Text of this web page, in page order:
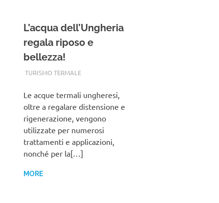
L’acqua dell’Ungheria
regala riposo e
bellezza!
TERMALFURDOK.COM
TURISMO TERMALE
Le acque termali ungheresi,
oltre a regalare distensione e
rigenerazione, vengono
utilizzate per numerosi
trattamenti e applicazioni,
nonché per la[…]
MORE